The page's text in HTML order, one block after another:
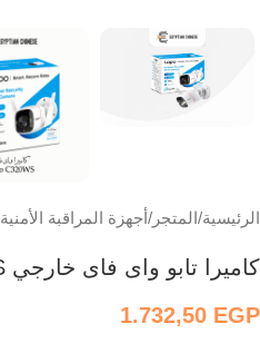
الرئيسية/المتجر /أجهزة المراقبة الأمنية
كاميرا تابو واى فاى خارجي C320WS
1.732,50 EGP